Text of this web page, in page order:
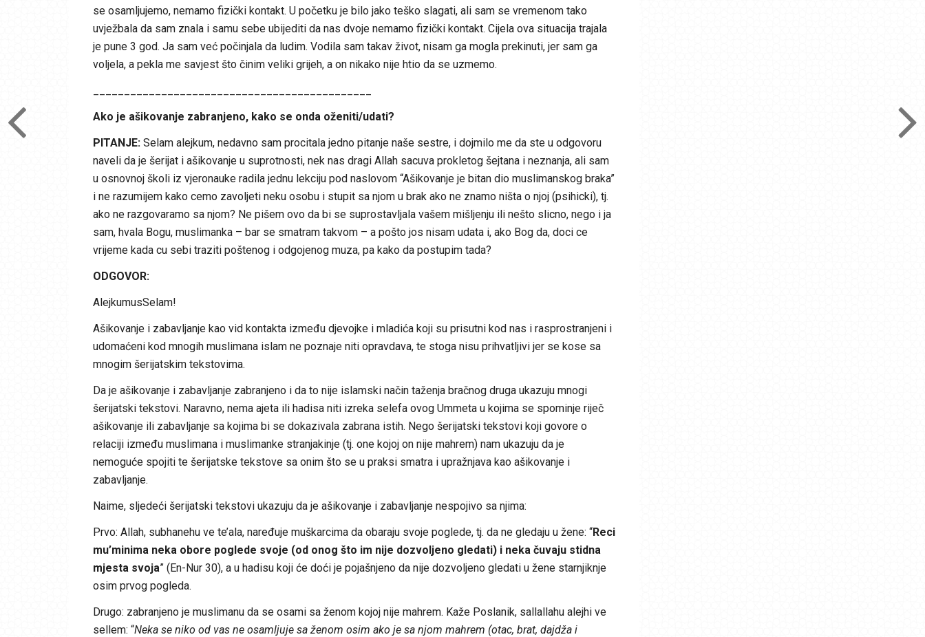
se osamljujemo, nemamo fizički kontakt. U početku je bilo jako teško slagati, ali sam se vremenom tako
uvježbala da sam znala i samu sebe ubijediti da nas dvoje nemamo fizički kontakt. Cijela ova situacija trajala
je pune 3 god. Ja sam već počinjala da ludim. Vodila sam takav život, nisam ga mogla prekinuti, jer sam ga
voljela, a pekla me savjest što činim veliki grijeh, a on nikako nije htio da se uzmemo.
Ako je ašikovanje zabranjeno, kako se onda oženiti/udati?
PITANJE:Selam alejkum, nedavno sam procitala jedno pitanje naše sestre, i dojmilo me da ste u odgovoru
naveli da je šerijat i ašikovanje u suprotnosti, nek nas dragi Allah sacuva prokletog šejtana i neznanja, ali sam
u osnovnoj školi iz vjeronauke radila jednu lekciju pod naslovom “Ašikovanje je bitan dio muslimanskog braka”
i ne razumijem kako cemo zavoljeti neku osobu i stupit sa njom u brak ako ne znamo ništa o njoj (psihicki), tj.
ako ne razgovaramo sa njom? Ne pišem ovo da bi se suprostavljala vašem mišljenju ili nešto slicno, nego i ja
sam, hvala Bogu, muslimanka – bar se smatram takvom – a pošto jos nisam udata i, ako Bog da, doci ce
vrijeme kada cu sebi traziti poštenog i odgojenog muza, pa kako da postupim tada?
ODGOVOR:
AlejkumusSelam!
Ašikovanje i zabavljanje kao vid kontakta između djevojke i mladića koji su prisutni kod nas i rasprostranjeni i
udomaćeni kod mnogih muslimana islam ne poznaje niti opravdava, te stoga nisu prihvatljivi jer se kose sa
mnogim šerijatskim tekstovima.
Da je ašikovanje i zabavljanje zabranjeno i da to nije islamski način taženja bračnog druga ukazuju mnogi
šerijatski tekstovi. Naravno, nema ajeta ili hadisa niti izreka selefa ovog Ummeta u kojima se spominje riječ
ašikovanje ili zabavljanje sa kojima bi se dokazivala zabrana istih. Nego šerijatski tekstovi koji govore o
relaciji između muslimana i muslimanke stranjakinje (tj. one kojoj on nije mahrem) nam ukazuju da je
nemoguće spojiti te šerijatske tekstove sa onim što se u praksi smatra i upražnjava kao ašikovanje i
zabavljanje.
Naime, sljedeći šerijatski tekstovi ukazuju da je ašikovanje i zabavljanje nespojivo sa njima:
Prvo: Allah, subhanehu ve te’ala, naređuje muškarcima da obaraju svoje poglede, tj. da ne gledaju u žene: “Reci
mu’minima neka obore poglede svoje (od onog što im nije dozvoljeno gledati) i neka čuvaju stidna
mjesta svoja” (En-Nur 30), a u hadisu koji će doći je pojašnjeno da nije dozvoljeno gledati u žene starnjiknje
osim prvog pogleda.
Drugo: zabranjeno je muslimanu da se osami sa ženom kojoj nije mahrem. Kaže Poslanik, sallallahu alejhi ve
sellem: “Neka se niko od vas ne osamljuje sa ženom osim ako je sa njom mahrem (otac, brat, dajdža i